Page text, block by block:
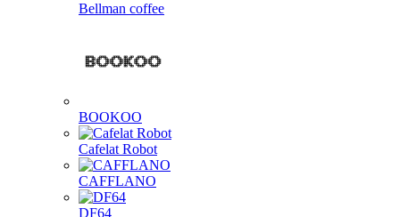
Bellman coffee
BOOKOO
Cafelat Robot
CAFFLANO
DF64